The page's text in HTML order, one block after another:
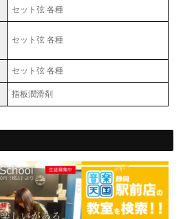
セット弦 各種
セット弦 各種
セット弦 各種
指板潤滑剤